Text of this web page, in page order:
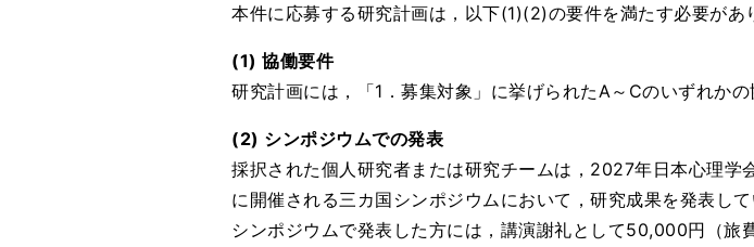
本件に応募する研究計画は，以下(1)(2)の要件を満たす必要があ
(1) 協働要件
研究計画には，「1．募集対象」に挙げられたA～Cのいずれか
(2) シンポジウムでの発表
採択された個人研究者または研究チームは，2027年日本心理学
に開催される三カ国シンポジウムにおいて，研究成果を発表して
シンポジウムで発表した方には，講演謝礼として50,000円（旅